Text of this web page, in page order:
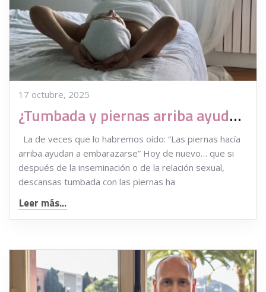
17 octubre, 2025
¿Tumbada y piernas arriba ayuda a embarazarse?
La de veces que lo habremos oído: “Las piernas hacía
arriba ayudan a embarazarse” Hoy de nuevo… que si
después de la inseminación o de la relación sexual,
descansas tumbada con las piernas ha
Leer más...